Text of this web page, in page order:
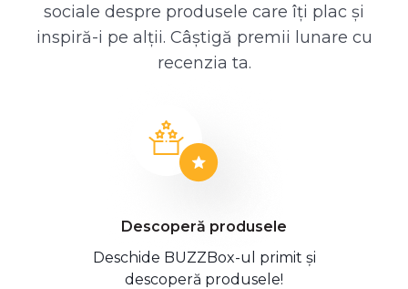
sociale despre produsele care îți plac și
inspiră-i pe alții. Câștigă premii lunare cu
recenzia ta.
Descoperă produsele
Deschide BUZZBox-ul primit și
descoperă produsele!